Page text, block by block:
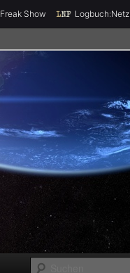
Freak Show